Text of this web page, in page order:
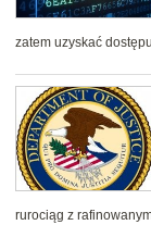
zatem uzyskać
rurociąg z